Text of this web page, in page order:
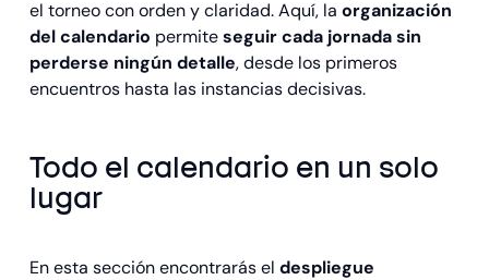
el torneo con orden y claridad. Aquí, la organización
del calendario permiteseguir cada jornada sin
perderse ningún detalle, desde los primeros
encuentros hasta las instancias decisivas.
Todo el calendario en un solo
lugar
En esta sección encontrarás el despliegue